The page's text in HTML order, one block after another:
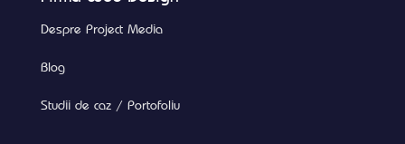
Despre Project Media
Blog
Studii de caz / Portofoliu